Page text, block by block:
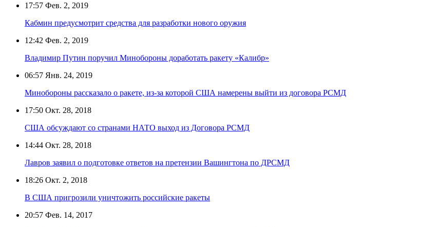
17:57 Фев. 2, 2019
Кабмин предусмотрит средства для разработки нового оружия
12:42 Фев. 2, 2019
Владимир Путин поручил Минобороны доработать ракету «Калибр»
06:57 Янв. 24, 2019
Минобороны рассказало о ракете, из-за которой США намерены выйти из договора РСМД
17:50 Окт. 28, 2018
США обсуждают со странами НАТО выход из Договора РСМД
14:44 Окт. 28, 2018
Лавров заявил о подготовке ответов на претензии Вашингтона по ДРСМД
18:26 Окт. 2, 2018
В США пригрозили уничтожить российские ракеты
20:57 Фев. 14, 2017